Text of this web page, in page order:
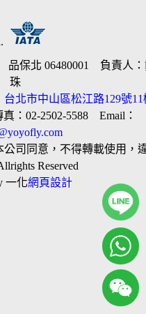
保北 06480001 負責人：
珠
台北市中山區松江路129號11
真：02-2502-5588 Email：
司同意，不得轉載使用，
Reserved
一化網頁設計